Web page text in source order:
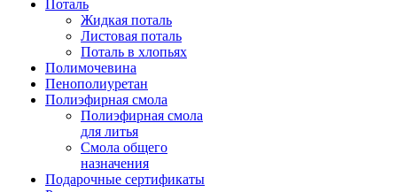
Поталь
Жидкая поталь
Листовая поталь
Поталь в хлопьях
Полимочевина
Пенополиуретан
Полиэфирная смола
Полиэфирная смола
для литья
Смола общего
назначения
Подарочные сертификаты